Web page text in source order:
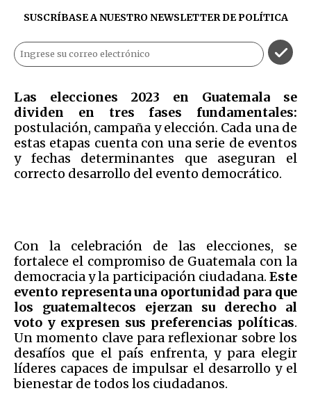
SUSCRÍBASE A NUESTRO NEWSLETTER DEPOLÍTICA
Las elecciones 2023 en Guatemala se
dividen en tres fases fundamentales:
postulación, campaña y elección. Cada una de
estas etapas cuenta con una serie de eventos
y fechas determinantes que aseguran el
correcto desarrollo del evento democrático.
Con la celebración de las elecciones, se
fortalece el compromiso de Guatemala con la
democracia y la participación ciudadana. Este
evento representa una oportunidad para que
los guatemaltecos ejerzan su derecho al
voto y expresen sus preferencias políticas.
Un momento clave para reflexionar sobre los
desafíos que el país enfrenta, y para elegir
líderes capaces de impulsar el desarrollo y el
bienestar de todos los ciudadanos.